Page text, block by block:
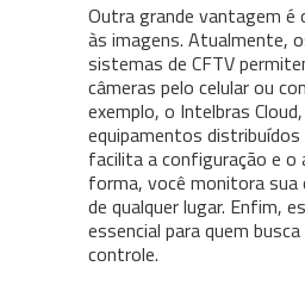
Outra grande vantagem é
às imagens. Atualmente,
sistemas de CFTV
câmeras pelo celular ou
exemplo, o Intelbras
equipamentos distribuídos
facilita a configuração e o
forma, você monitora sua
de qualquer lugar. Enfim,
essencial para quem
controle.